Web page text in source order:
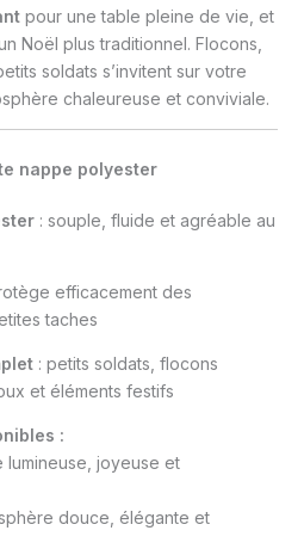
pour une table pleine de vie, et
Noël plus traditionnel. Flocons,
soldats s’invitent sur votre
chaleureuse et conviviale.
nappe polyester
: souple, fluide et agréable au
efficacement des
taches
: petits soldats, flocons
et éléments festifs
:
lumineuse, joyeuse et
douce, élégante et